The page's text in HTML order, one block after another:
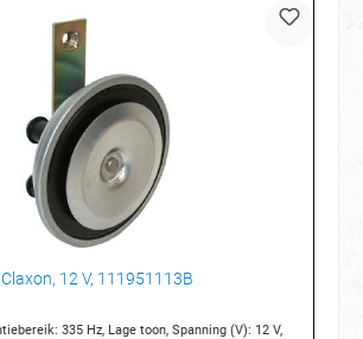
Claxon, 12 V, 111951113B
HELLA Frequentiebereik: 335 Hz, Lage toon, Spanning (V): 12 V,